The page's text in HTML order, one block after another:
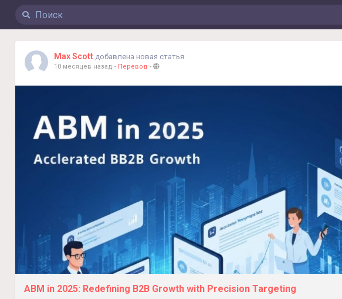
Max Scott добавлена новая статья
10 месяцев назад - Перевод -
ABM in 2025: Redefining B2B Growth with Precision Targeting